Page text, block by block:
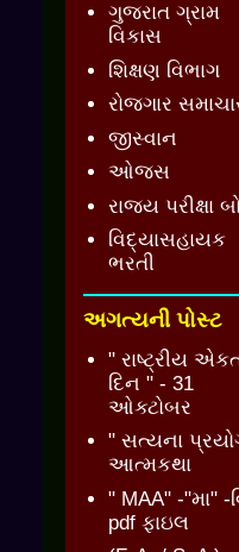
ગુજરાત ગ્રામ
વિકાસ
શિક્ષણ વિભાગ
રોજગાર
જીસ્વાન
ઓજસ
રાજ્ય પરીક્ષા
વિદ્યાસહાયક
ભરતી
અગત્યની પોસ્ટ
" રાષ્ટ્રીય
દિન " - 31
ઓક્ટોબર
" સત્યના
આત્મકથા
" MAA" -"મા" -
pdf ફાઇલ